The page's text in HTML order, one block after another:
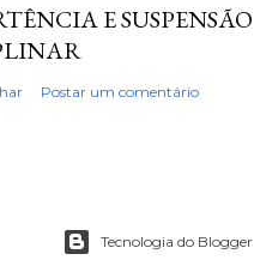
E SUSPENSÃO
Postar um comentário
Tecnologia do Blogger